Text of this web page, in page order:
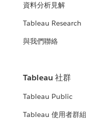
資料分析見解
Tableau Research
與我們聯絡
Tableau 社群
Tableau Public
Tableau 使用者群組